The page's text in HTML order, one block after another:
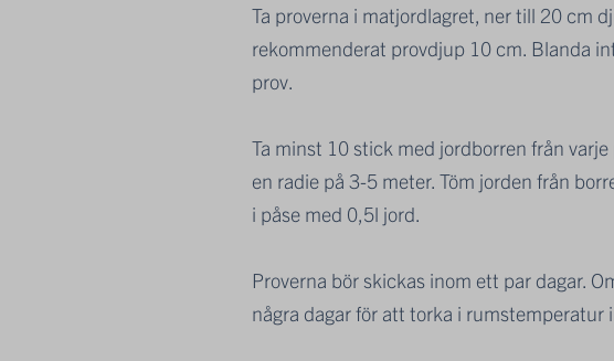
Ta proverna i matjordlagret, ner till 20 cm
rekommenderat provdjup 10 cm. Blanda
prov.
Ta minst 10 stick med jordborren från
en radie på 3-5 meter. Töm jorden från
i påse med 0,5l jord.
Proverna bör skickas inom ett par dagar.
några dagar för att torka i rumstemperatur